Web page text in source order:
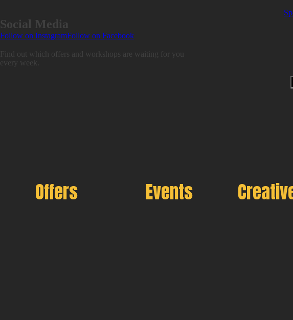
Social Media
Follow on InstagramFollow on Facebook
Find out which offers and workshops are waiting for you
every week.
Offers Events